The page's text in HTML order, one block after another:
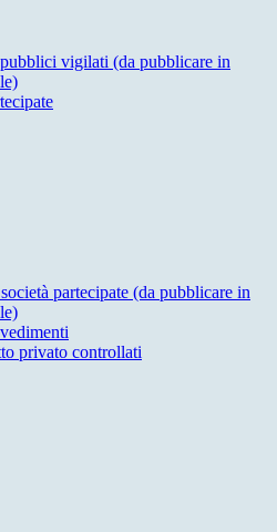
vigilati (da pubblicare in
partecipate (da pubblicare in
privato controllati